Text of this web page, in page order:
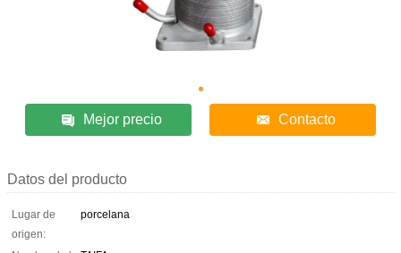
Mejor precio Contacto
Datos del producto
Lugar de
origen:
porcelana